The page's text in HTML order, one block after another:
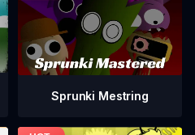
Sprunki Mestring